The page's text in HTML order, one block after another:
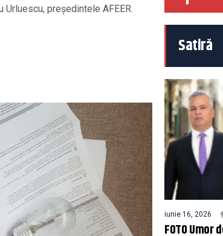
președintele AFEER.
Satiră
iunie 16, 2026
FOTO Umor